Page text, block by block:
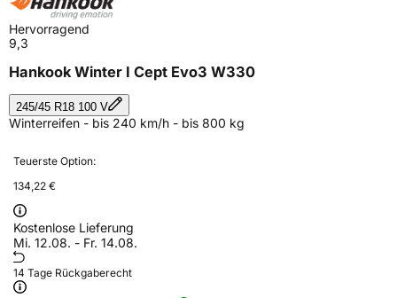
Hervorragend
9,3
Hankook Winter I Cept Evo3 W330
245/45 R18 100 V
Winterreifen - bis 240 km/h - bis 800 kg
Teuerste Option:
134,22 €
Kostenlose Lieferung
Mi. 12.08. - Fr. 14.08.
14 Tage Rückgaberecht